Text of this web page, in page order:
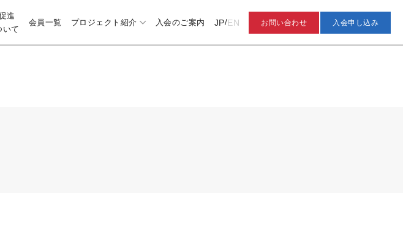
進
いて
会員一覧 プロジェクト紹介 入会のご案内 JP/EN お問い合わせ 入会申し込み